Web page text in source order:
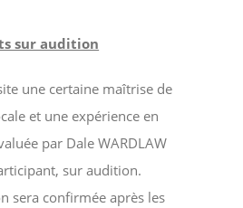
sur audition
une certaine maîtrise de
et une expérience en
par Dale WARDLAW
sur audition.
sera confirmée après les